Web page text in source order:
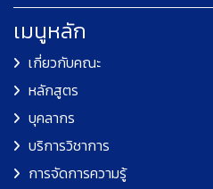
เมนูหลัก
เกี่ยวกับคณะ
หลักสูตร
บุคลากร
บริการวิชาการ
การจัดการความรู้